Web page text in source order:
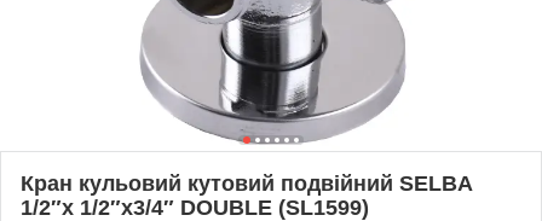
Кран кульовий кутовий подвійний SELBA
1/2″х 1/2″х3/4″ DOUBLE (SL1599)